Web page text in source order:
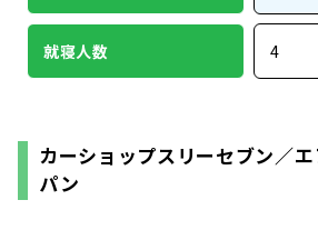
就寝人数 4
カーショップスリーセブン／
パン